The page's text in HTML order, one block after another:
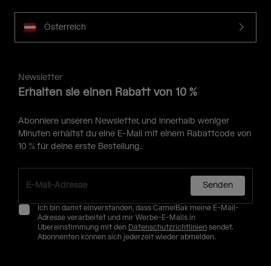
Österreich
Newsletter
Erhalten sie einen Rabatt von 10 %
Abonniere unseren Newsletter, und innerhalb weniger
Minuten erhältst du eine E-Mail mit einem Rabattcode von
10 % für deine erste Bestellung.
Senden
Ich bin damit einverstanden, dass CamelBak meine E-Mail-
Adresse verarbeitet und mir Werbe-E-Mails in
Übereinstimmung mit den Datenschutzrichtlinien sendet.
Abonnenten können sich jederzeit wieder abmelden.